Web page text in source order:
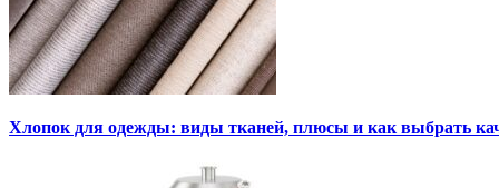
Хлопок для одежды: виды тканей, плюсы и как выбрать